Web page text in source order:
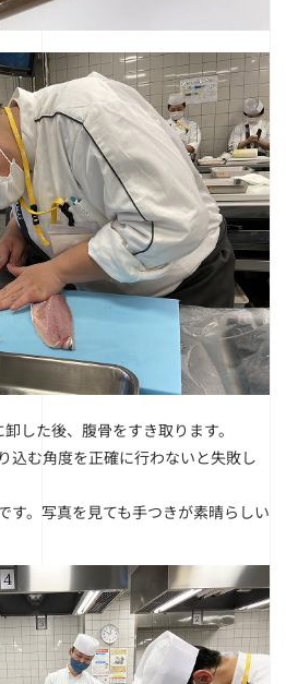
した後、腹骨をすき取ります。
込む角度を正確に行わないと失敗し
す。写真を見ても手つきが素晴らしい